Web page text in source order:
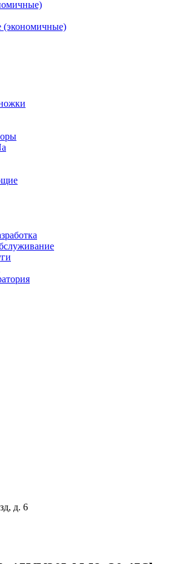
(экономичные)
д. 6